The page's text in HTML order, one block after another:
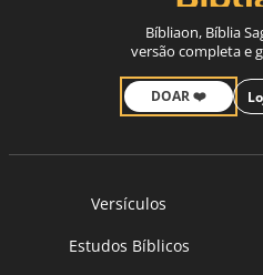
Bíbliaon, Bíblia
versão completa e
DOAR ❤️
Versículos
Estudos Bíblicos